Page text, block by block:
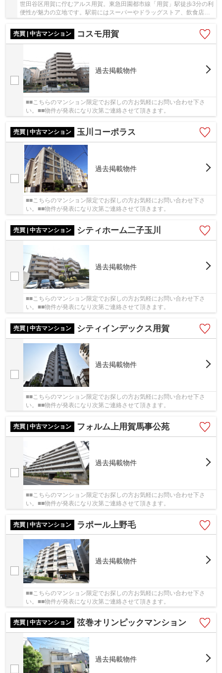
世田谷区用賀に佇むアルス用賀。東急田園都市線「用賀」駅徒歩3分の利
便性が魅力の立地です。駅前にはスーパーやドラッグストア、飲食店が
売買 | 中古マンション
コスモ用賀
過去掲載物件
■■こちらのマンション限定でお探しの方お気軽にお問い合わせ下さ
い。■■物件が発表になり次第ご連絡させて頂きます。
売買 | 中古マンション 玉川コーポラス
過去掲載物件
■■こちらのマンション限定でお探しの方お気軽にお問い合わせ下さ
い。■■物件が発表になり次第ご連絡させて頂きます。
売買 | 中古マンション シティホーム二子玉川
過去掲載物件
■■こちらのマンション限定でお探しの方お気軽にお問い合わせ下さ
い。■■物件が発表になり次第ご連絡させて頂きます。
売買 | 中古マンション シティインデックス用賀
過去掲載物件
■■こちらのマンション限定でお探しの方お気軽にお問い合わせ下さ
い。■■物件が発表になり次第ご連絡させて頂きます。
売買 | 中古マンション フォルム上用賀馬事公苑
過去掲載物件
■■こちらのマンション限定でお探しの方お気軽にお問い合わせ下さ
い。■■物件が発表になり次第ご連絡させて頂きます。
売買 | 中古マンション ラポール上野毛
過去掲載物件
■■こちらのマンション限定でお探しの方お気軽にお問い合わせ下さ
い。■■物件が発表になり次第ご連絡させて頂きます。
売買 | 中古マンション 弦巻オリンピックマンション
過去掲載物件